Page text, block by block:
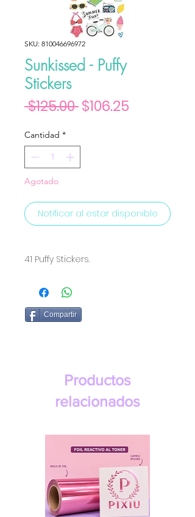
SKU: 810046696972
Sunkissed - Puffy
Stickers
$125.00 Precio
$106.25
Cantidad *
Agotado
Notificar al estar disponible
41 Puffy Stickers.
Compartir
Productos
relacionados